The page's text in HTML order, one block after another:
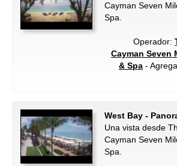
Cayman Seven
Spa.
Operador:
Cayman Seven
& Spa -
West Bay -
Una vista desde
Cayman Seven
Spa.